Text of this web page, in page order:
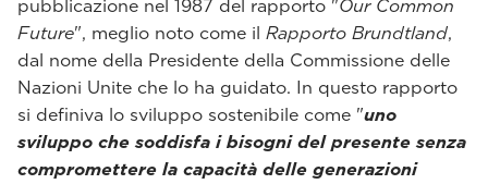
pubblicazione nel 1987 del rapporto "Our Common
Future", meglio noto come il Rapporto Brundtland,
dal nome della Presidente della Commissione delle
Nazioni Unite che lo ha guidato. In questo rapporto
si definiva lo sviluppo sostenibile come "uno
sviluppo che soddisfa i bisogni del presente senza
compromettere la capacità delle generazioni